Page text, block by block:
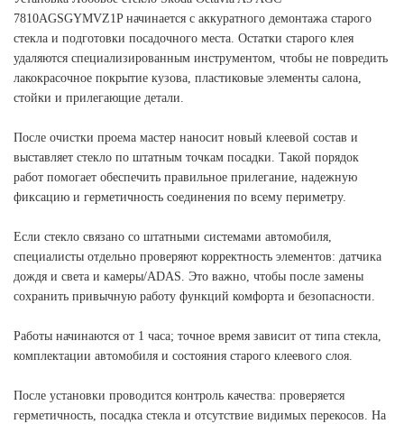
7810AGSGYMVZ1P начинается с аккуратного демонтажа старого
стекла и подготовки посадочного места. Остатки старого клея
удаляются специализированным инструментом, чтобы не повредить
лакокрасочное покрытие кузова, пластиковые элементы салона,
стойки и прилегающие детали.
После очистки проема мастер наносит новый клеевой состав и
выставляет стекло по штатным точкам посадки. Такой порядок
работ помогает обеспечить правильное прилегание, надежную
фиксацию и герметичность соединения по всему периметру.
Если стекло связано со штатными системами автомобиля,
специалисты отдельно проверяют корректность элементов: датчика
дождя и света и камеры/ADAS. Это важно, чтобы после замены
сохранить привычную работу функций комфорта и безопасности.
Работы начинаются от 1 часа; точное время зависит от типа стекла,
комплектации автомобиля и состояния старого клеевого слоя.
После установки проводится контроль качества: проверяется
герметичность, посадка стекла и отсутствие видимых перекосов. На